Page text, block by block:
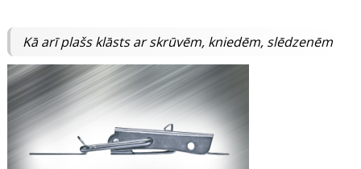
Kā arī plašs klāsts ar skrūvēm, kniedēm, slēdzenēm